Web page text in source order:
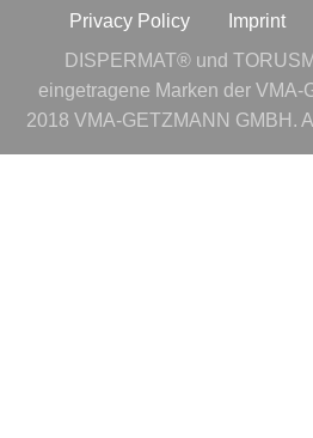
Privacy Policy Imprint
DISPERMAT® und
eingetragene Marken der
2018 VMA-GETZMANN GMBH.